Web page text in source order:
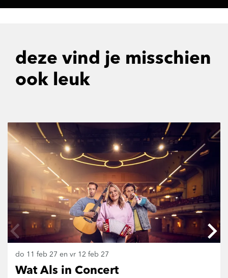
deze vind je misschien
ook leuk
Wat Als in Concert
do 11 feb 27 en vr 12 feb 27